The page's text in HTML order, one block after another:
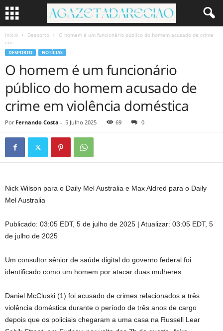
Início Desporto
O homem é um funcionário público do homem acusado de crime
em...
DESPORTO NOTÍCIAS
O homem é um funcionário
público do homem acusado de
crime em violência doméstica
Por Fernando Costa - 5 Julho 2025 69 0
Nick Wilson para o Daily Mel Australia e Max Aldred para o Daily
Mel Australia
Publicado: 03:05 EDT, 5 de julho de 2025 | Atualizar: 03:05 EDT, 5
de julho de 2025
Um consultor sênior de saúde digital do governo federal foi
identificado como um homem por atacar duas mulheres.
Daniel McCluski (1) foi acusado de crimes relacionados a três
violência doméstica durante o período de três anos de cargo
depois que os policiais chegaram a uma casa na Russell Lear